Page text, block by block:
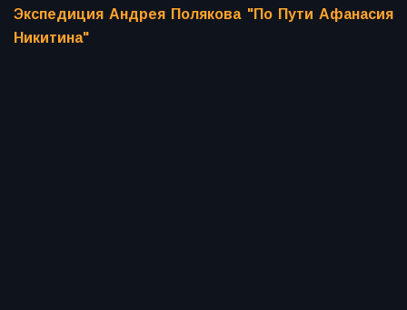
Экспедиция Андрея Полякова "По Пути Афанасия
Никитина"